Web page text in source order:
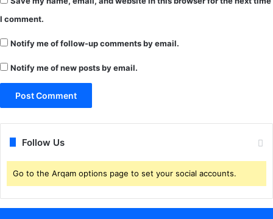
I comment.
Notify me of follow-up comments by email.
Notify me of new posts by email.
Follow Us
Go to the Arqam options page to set your social accounts.